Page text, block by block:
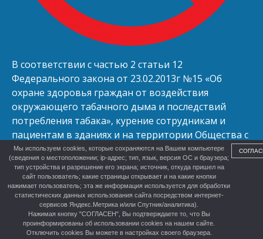
В соответствии с частью 2 статьи 12
Федерального закона от 23.02.2013г №15 «Об
охране здоровья граждан от воздействия
окружающего табачного дыма и последствий
потребления табака», курение сотрудникам и
пациентам в зданиях и на территории Общества с
ограниченной ответственностью «Улыбка»
запрещено.
Мы используем cookies, которые сохраняются на Вашем компьютере
(сведения о местоположении; ip-адрес; тип, язык, версия ОС и браузера;
тип устройства и разрешение его экрана; источник, откуда пришел на
сайт пользователь; какие страницы открывает и на какие кнопки
нажимает пользователь; эта же информация используется для обработки
статистических данных использования сайта посредством интернет-
сервисов Яндекс.Метрика и/или Спутник/аналитика).
Нажимая кнопку "СОГЛАСЕН", Вы подтверждаете то, что Вы
проинформированы об использовании cookies на нашем сайте.
Отключить cookies Вы можете в настройках своего браузера.